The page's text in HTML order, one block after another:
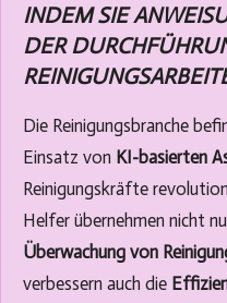
INDEM SIE
DER
Die Reinigungsbranche
Einsatz von KI-basierten
Reinigungskräfte
Helfer übernehmen nicht
Überwachung von
verbessern auch die